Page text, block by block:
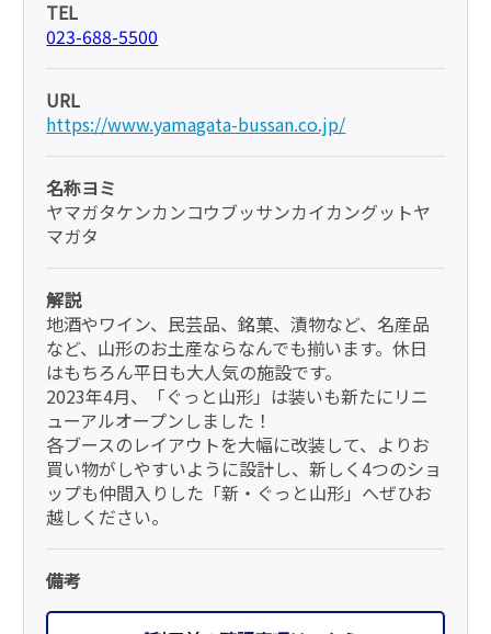
TEL
023-688-5500
URL
https://www.yamagata-bussan.co.jp/
名称ヨミ
ヤマガタケンカンコウブッサンカイカングットヤ
マガタ
解説
地酒やワイン、民芸品、銘菓、漬物など、名産品
など、山形のお土産ならなんでも揃います。休日
はもちろん平日も大人気の施設です。
2023年4月、「ぐっと山形」は装いも新たにリニ
ューアルオープンしました！
各ブースのレイアウトを大幅に改装して、よりお
買い物がしやすいように設計し、新しく4つのショ
ップも仲間入りした「新・ぐっと山形」へぜひお
越しください。
備考